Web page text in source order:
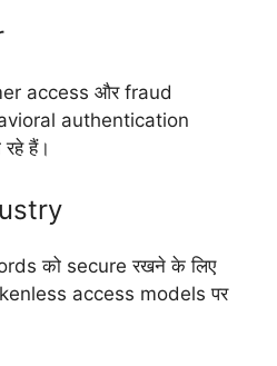
access और fraud
authentication
हैं।
को secure रखने के लिए
access models पर